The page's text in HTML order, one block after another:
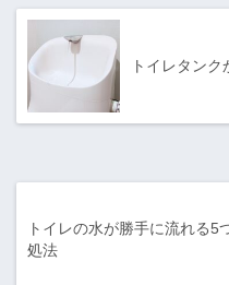
トイレタン
トイレの水が勝手に流れる5
処法